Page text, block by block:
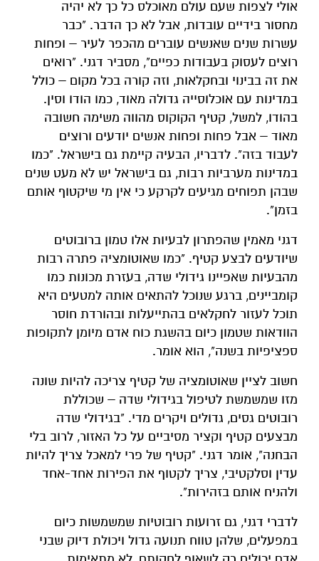
אולי לצפות שעם עולם מאוכלס כל כך לא יהיה
מחסור בידיים עובדות, אבל לא כך הדבר. "כבר
עשרות שנים שאנשים עוברים מהכפר לעיר – ופחות
רוצים לעסוק בעבודות כפיים", מסביר דגני. "רואים
את זה בבינוי ובחקלאות, וזה קורה בכל מקום – כולל
במדינות עם אוכלוסייה גדולה מאוד, כמו הודו וסין.
בהודו, למשל, קטיף הקוקוס מהווה משימה חשובה
מאוד – אבל פחות ופחות אנשים יודעים ורוצים
לעבוד בזה". לדבריו, הבעיה קיימת גם בישראל. "כמו
במדינות מערביות רבות, גם בישראל יש לא מעט שנים
שבהן תפוחים מגיעים לקרקע כי אין מי שיקטוף אותם
בזמן".
דגני מאמין שהפתרון לבעיות אלו טמון ברובוטים
שיודעים לבצע קטיף. "כמו שאוטומציה פתרה רבות
מהבעיות שאפיינו גידולי שדה, בעזרת מכונות כמו
קומביינים, ברגע שנוכל להתאים אותה למטעים היא
תוכל לעזור לחקלאים בהתייעלות ובהורדת חוסר
הוודאות שטמון כיום בהשגת כוח אדם מיומן לתקופות
ספציפיות בשנה", הוא אומר.
חשוב לציין שאוטומציה של קטיף צריכה להיות שונה
מזו שמשמשת לטיפול בגידולי שדה – שכוללת
רובוטים גסים, גדולים ויקרים מדי. "בגידולי שדה
מבצעים קטיף וקציר מסיביים על כל האזור, לרוב בלי
הבחנה", אומר דגני. "קטיף של פרי למאכל צריך להיות
עדין וסלקטיבי, צריך לקטוף את הפירות אחד-אחד
ולהניח אותם בזהירות".
לדברי דגני, גם זרועות רובוטיות שמשמשות כיום
במפעלים, שלהן טווח תנועה גדול ויכולת דיוק שבני